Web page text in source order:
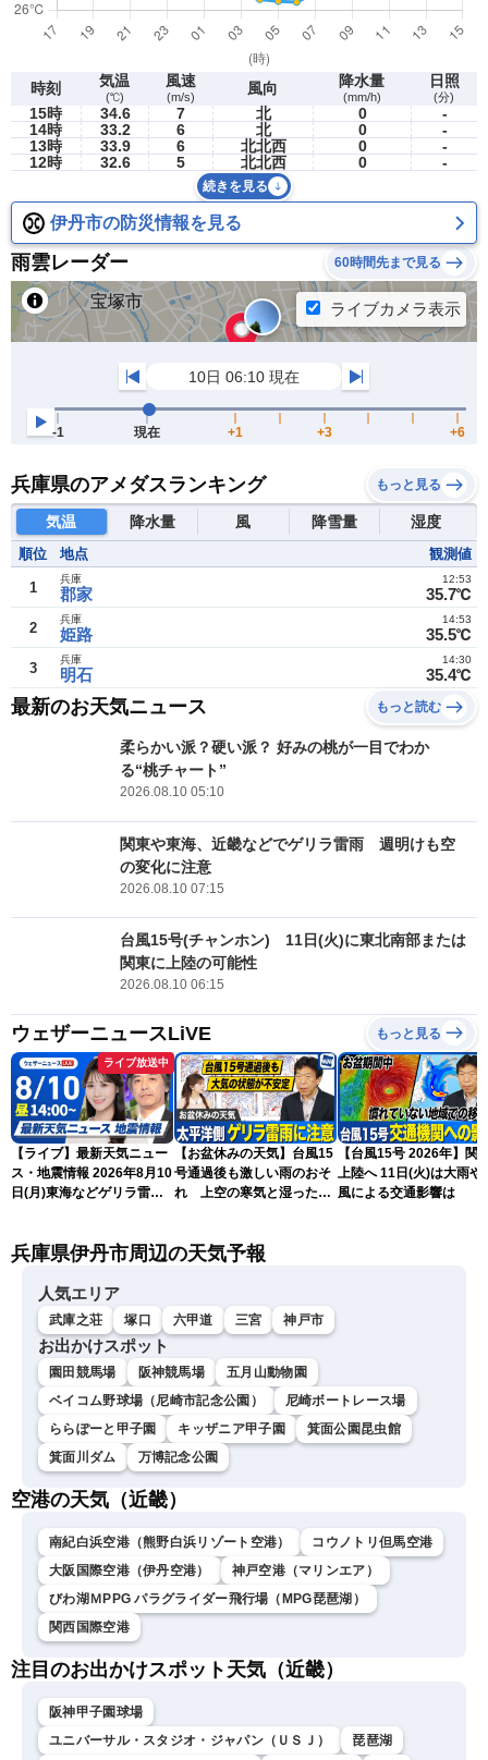
時刻 気温
(℃)
風速
(m/s) 風向 降水量
(mm/h)
日照
(分)
15時 34.6 7 北 0
-
14時
33.2 6 北 0
-
13時
33.9 6 北北西 0
-
12時
32.6 5 北北西 0 -
続きを見る
伊丹市の防災情報を見る
雨雲レーダー 60時間先まで見る
兵庫県のアメダスランキング もっと見る
気温 降水量 風 降雪量 湿度
順位 地点 観測値
1 郡家
兵庫
35.7℃
12:53
2 姫路
兵庫
35.5℃
14:53
3 明石
兵庫
35.4℃
14:30
最新のお天気ニュース もっと読む
柔らかい派？硬い派？ 好みの桃が一目でわか
る“桃チャート”
2026.08.10 05:10
関東や東海、近畿などでゲリラ雷雨 週明けも空
の変化に注意
2026.08.10 07:15
台風15号(チャンホン) 11日(火)に東北南部または
関東に上陸の可能性
2026.08.10 06:15
ウェザーニュースLiVE もっと見る
ライブ放送中
【ライブ】最新天気ニュー
ス・地震情報 2026年8月10
日(月)東海などゲリラ雷雨
ースLiVEアフタヌーン・戸
【お盆休みの天気】台風15
号通過後も激しい雨のおそ
れ 上空の寒気と湿った空
【台風15号 2026年】関
上陸へ 11日(火)は大雨や
風による交通影響は
兵庫県伊丹市周辺の天気予報
人気エリア
武庫之荘 塚口 六甲道 三宮 神戸市
お出かけスポット
園田競馬場 阪神競馬場
五月山動物園
ベイコム野球場（尼崎市記念公園）
尼崎ボートレース場
ららぽーと甲子園
キッザニア甲子園
箕面公園昆虫館
箕面川ダム
万博記念公園
空港の天気（近畿）
南紀白浜空港（熊野白浜リゾート空港）
コウノトリ但馬空港
大阪国際空港（伊丹空港）
神戸空港（マリンエア）
びわ湖ＭPPG パラグライダー飛行場（MPG琵琶湖）
関西国際空港
注目のお出かけスポット天気（近畿）
阪神甲子園球場
ユニバーサル・スタジオ・ジャパン（ＵＳＪ）
琵琶湖